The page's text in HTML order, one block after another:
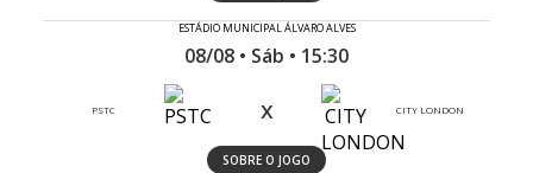
ESTÁDIO MUNICIPAL ÁLVARO ALVES
08/08 • Sáb • 15:30
PSTC x CITY LONDON
SOBRE O JOGO